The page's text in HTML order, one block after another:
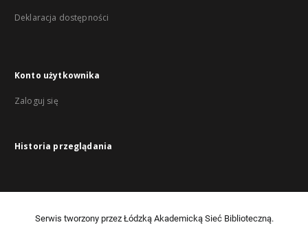
Deklaracja dostępności
Konto użytkownika
Zaloguj się
Historia przeglądania
Serwis tworzony przez Łódzką Akademicką Sieć Biblioteczną.